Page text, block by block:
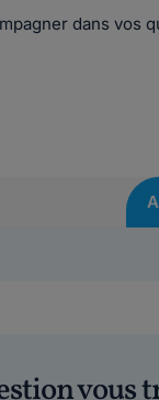
dans vos
vous